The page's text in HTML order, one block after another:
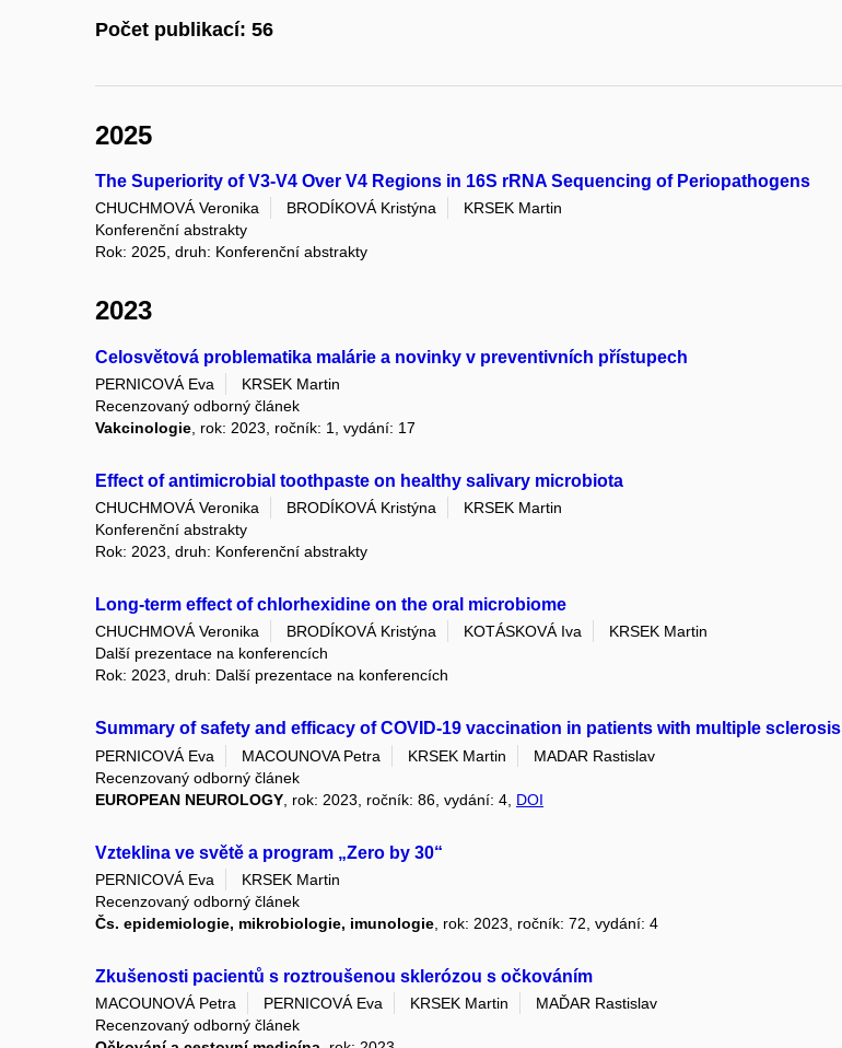
Počet publikací: 56
2025
The Superiority of V3-V4 Over V4 Regions in 16S rRNA Sequencing of Periopathogens
CHUCHMOVÁ Veronika BRODÍKOVÁ Kristýna
KRSEK Martin
Konferenční abstrakty
Rok: 2025, druh: Konferenční abstrakty
2023
Celosvětová problematika malárie a novinky v preventivních přístupech
PERNICOVÁ Eva
KRSEK Martin
Recenzovaný odborný článek
Vakcinologie , rok: 2023, ročník: 1, vydání: 17
Effect of antimicrobial toothpaste on healthy salivary microbiota
CHUCHMOVÁ Veronika BRODÍKOVÁ Kristýna
KRSEK Martin
Konferenční abstrakty
Rok: 2023, druh: Konferenční abstrakty
Long-term effect of chlorhexidine on the oral microbiome
CHUCHMOVÁ Veronika BRODÍKOVÁ Kristýna KOTÁSKOVÁ Iva
KRSEK Martin
Další prezentace na konferencích
Rok: 2023, druh: Další prezentace na konferencích
Summary of safety and efficacy of COVID-19 vaccination in patients with multiple sclerosis
PERNICOVÁ Eva MACOUNOVA Petra KRSEK Martin
MADAR Rastislav
Recenzovaný odborný článek
EUROPEAN NEUROLOGY , rok: 2023, ročník: 86, vydání: 4, DOI
Vzteklina ve světě a program „Zero by 30“
PERNICOVÁ Eva
KRSEK Martin
Recenzovaný odborný článek
Čs. epidemiologie, mikrobiologie, imunologie , rok: 2023, ročník: 72, vydání: 4
Zkušenosti pacientů s roztroušenou sklerózou s očkováním
MACOUNOVÁ Petra PERNICOVÁ Eva KRSEK Martin
MAĎAR Rastislav
Recenzovaný odborný článek